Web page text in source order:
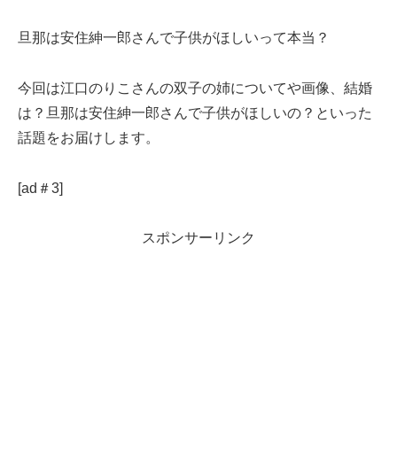
旦那は安住紳一郎さんで子供がほしいって本当？
今回は江口のりこさんの双子の姉についてや画像、結婚
は？旦那は安住紳一郎さんで子供がほしいの？といった
話題をお届けします。
[ad＃3]
スポンサーリンク